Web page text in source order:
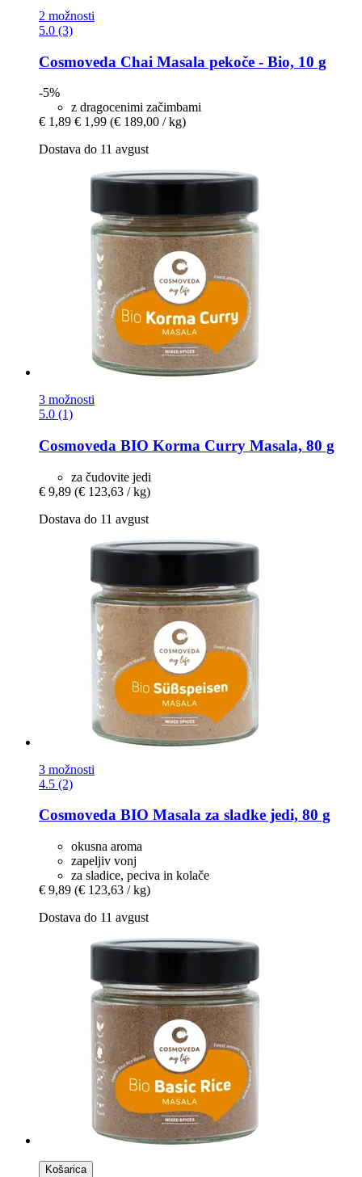
2 možnosti
5.0 (3)
Cosmoveda Chai Masala pekoče -​ Bio, 10 g
-5%
z dragocenimi začimbami
€ 1,89 € 1,99 (€ 189,00 / kg)
Dostava do 11 avgust
3 možnosti
5.0 (1)
Cosmoveda BIO Korma Curry Masala, 80 g
za čudovite jedi
€ 9,89 (€ 123,63 / kg)
Dostava do 11 avgust
3 možnosti
4.5 (2)
Cosmoveda BIO Masala za sladke jedi, 80 g
okusna aroma
zapeljiv vonj
za sladice, peciva in kolače
€ 9,89 (€ 123,63 / kg)
Dostava do 11 avgust
Košarica